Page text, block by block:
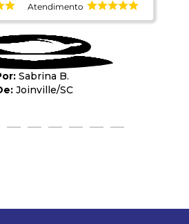
Atendimento
Sabrina B.
Joinville/SC